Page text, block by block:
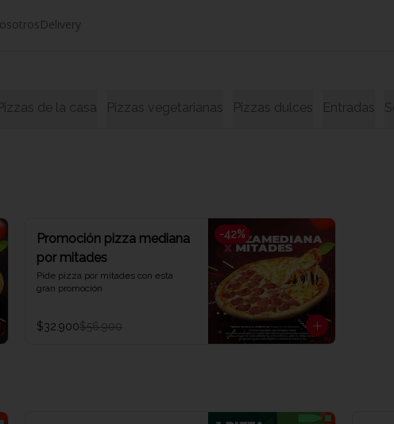
Delivery
de la casa Pizzas vegetarianas Pizzas dulces Entradas
-42%
Promoción pizza mediana
por mitades
Pide pizza por mitades con esta
gran promoción
$32.900$56.900